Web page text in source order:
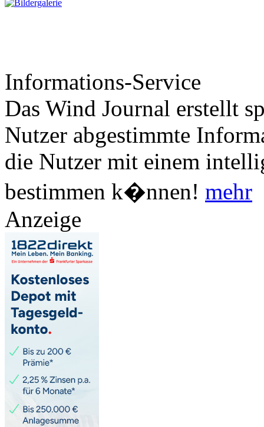
Informations-Service
Das Wind Journal erstellt
Nutzer abgestimmte
die Nutzer mit einem
bestimmen k�nnen! mehr
Anzeige